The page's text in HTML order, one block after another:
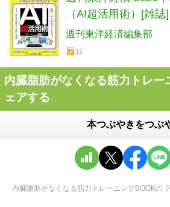
（AI超活用術）[雑誌]
週刊東洋経済編集部
11
内臓脂肪がなくなる筋力トレ
ェアする
本つぶやきをつぶ
内臓脂肪がなくなる筋力トレーニングBOOKの